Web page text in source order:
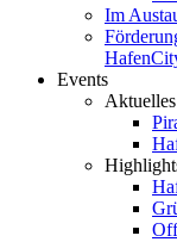
Im
Events
Aktuelles